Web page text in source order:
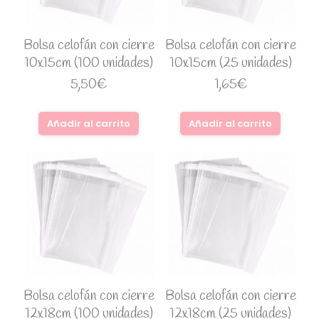
Bolsa celofán con cierre
10x15cm (100 unidades)
5,50€
Añadir al carrito
Bolsa celofán con cierre
10x15cm (25 unidades)
1,65€
Añadir al carrito
Bolsa celofán con cierre
12x18cm (100 unidades)
Bolsa celofán con cierre
12x18cm (25 unidades)